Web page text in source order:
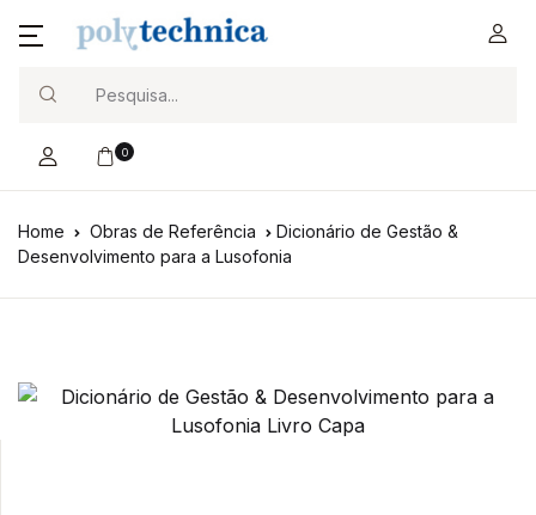
0
Home Obras de Referência
Dicionário de Gestão &
Desenvolvimento para a Lusofonia